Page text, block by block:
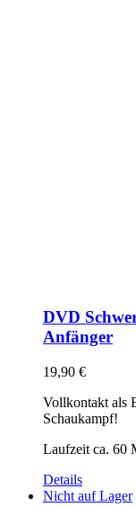
DVD
Anfänger
19,90 €
Vollkontakt als
Schaukampf!
Laufzeit ca. 60
Details
Nicht auf Lager